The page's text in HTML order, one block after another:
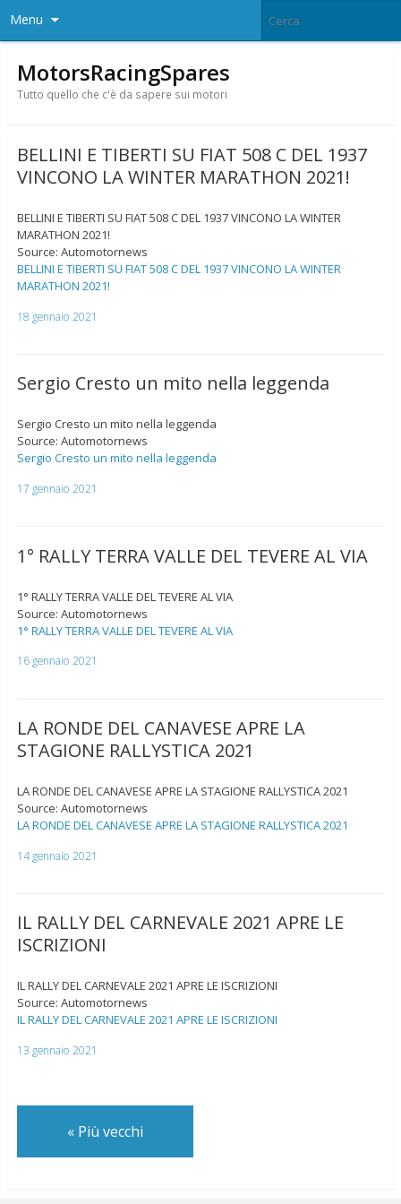
Menu
MotorsRacingSpares
Tutto quello che c'è da sapere sui motori
BELLINI E TIBERTI SU FIAT 508 C DEL 1937
VINCONO LA WINTER MARATHON 2021!
BELLINI E TIBERTI SU FIAT 508 C DEL 1937 VINCONO LA WINTER
MARATHON 2021!
Source: Automotornews
BELLINI E TIBERTI SU FIAT 508 C DEL 1937 VINCONO LA WINTER
MARATHON 2021!
18 gennaio 2021
Sergio Cresto un mito nella leggenda
Sergio Cresto un mito nella leggenda
Source: Automotornews
Sergio Cresto un mito nella leggenda
17 gennaio 2021
1° RALLY TERRA VALLE DEL TEVERE AL VIA
1° RALLY TERRA VALLE DEL TEVERE AL VIA
Source: Automotornews
1° RALLY TERRA VALLE DEL TEVERE AL VIA
16 gennaio 2021
LA RONDE DEL CANAVESE APRE LA
STAGIONE RALLYSTICA 2021
LA RONDE DEL CANAVESE APRE LA STAGIONE RALLYSTICA 2021
Source: Automotornews
LA RONDE DEL CANAVESE APRE LA STAGIONE RALLYSTICA 2021
14 gennaio 2021
IL RALLY DEL CARNEVALE 2021 APRE LE
ISCRIZIONI
IL RALLY DEL CARNEVALE 2021 APRE LE ISCRIZIONI
Source: Automotornews
IL RALLY DEL CARNEVALE 2021 APRE LE ISCRIZIONI
13 gennaio 2021
«Più vecchi